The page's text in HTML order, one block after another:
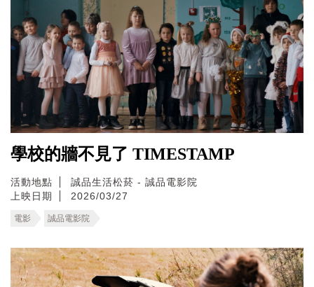
學校的牆不見了 TIMESTAMP
活動地點
誠品生活松菸 - 誠品電影院
上映日期
2026/03/27
電影 誠品電影院